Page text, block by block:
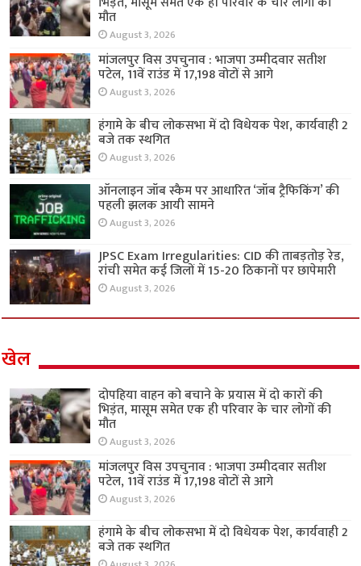
मौत
August 3, 2026
मांजलपुर विस उपचुनाव : भाजपा उम्मीदवार सतीश
पटेल, 11वें राउंड में 17,198 वोटों से आगे
August 3, 2026
हंगामे के बीच लोकसभा में दो विधेयक पेश, कार्यवाही 2
बजे तक स्थगित
August 3, 2026
ऑनलाइन जॉब स्कैम पर आधारित ‘जॉब ट्रैफिकिंग’ की
पहली झलक आयी सामने
August 3, 2026
JPSC Exam Irregularities: CID की ताबड़तोड़ रेड,
रांची समेत कई जिलों में 15-20 ठिकानों पर छापेमारी
August 3, 2026
खेल
दोपहिया वाहन को बचाने के प्रयास में दो कारों की
भिड़ंत, मासूम समेत एक ही परिवार के चार लोगों की
मौत
August 3, 2026
मांजलपुर विस उपचुनाव : भाजपा उम्मीदवार सतीश
पटेल, 11वें राउंड में 17,198 वोटों से आगे
August 3, 2026
हंगामे के बीच लोकसभा में दो विधेयक पेश, कार्यवाही 2
बजे तक स्थगित